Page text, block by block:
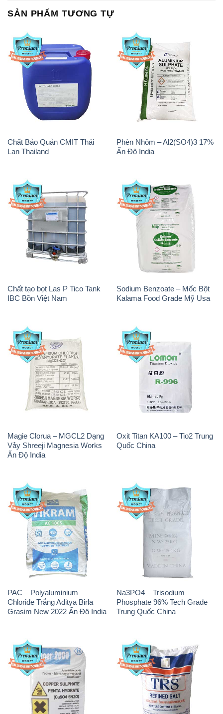
SẢN PHẨM TƯƠNG TỰ
Chất Bảo Quản CMIT Thái
Lan Thailand
Phèn Nhôm – Al2(SO4)3 17%
Ấn Độ India
Chất tạo bọt Las P Tico Tank
IBC Bồn Việt Nam
Sodium Benzoate – Mốc Bột
Kalama Food Grade Mỹ Usa
Magie Clorua – MGCL2 Dạng
Vảy Shreeji Magnesia Works
Ấn Độ India
Oxit Titan KA100 – Tio2 Trung
Quốc China
PAC – Polyaluminium
Chloride Trắng Aditya Birla
Grasim New 2022 Ấn Độ India
Na3PO4 – Trisodium
Phosphate 96% Tech Grade
Trung Quốc China